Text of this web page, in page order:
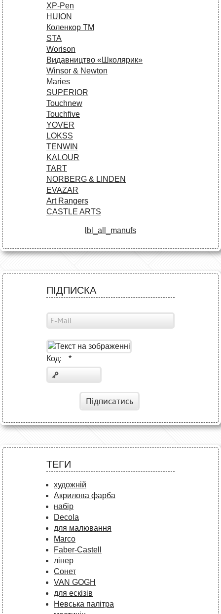
XP-Pen
HUION
Коленкор ТМ
STA
Worison
Видавництво «Школярик»
Winsor & Newton
Maries
SUPERIOR
Touchnew
Touchfive
YOVER
LOKSS
TENWIN
KALOUR
TART
NORBERG & LINDEN
EVAZAR
Art Rangers
CASTLE ARTS
lbl_all_manufs
ПІДПИСКА
Код: *
Підписатись
ТЕГИ
художній
Акрилова фарба
набір
Decola
для малювання
Marco
Faber-Castell
лінер
Сонет
VAN GOGH
для ескізів
Невська палітра